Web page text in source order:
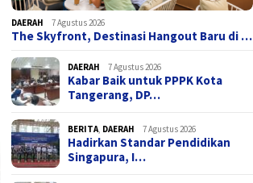
DAERAH 7 Agustus 2026
The Skyfront, Destinasi Hangout Baru di …
DAERAH 7 Agustus 2026
Kabar Baik untuk PPPK Kota
Tangerang, DP…
BERITA, DAERAH 7 Agustus 2026
Hadirkan Standar Pendidikan
Singapura, I…